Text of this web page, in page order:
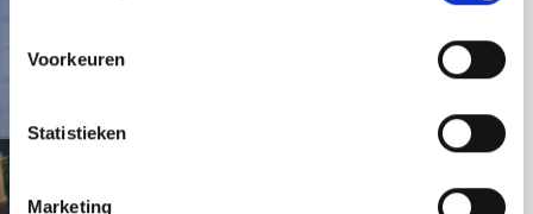
m
Voorkeuren
Statistieken
Marketing